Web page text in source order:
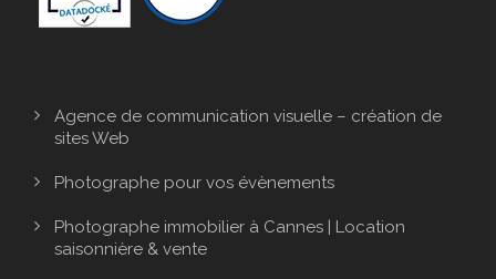
Agence de communication visuelle – création de
sites Web
Photographe pour vos évènements
Photographe immobilier à Cannes | Location
saisonnière & vente